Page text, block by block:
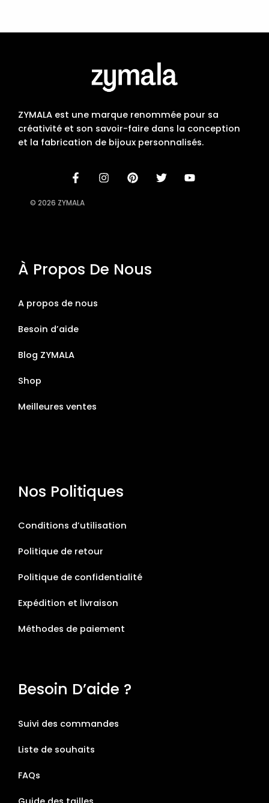
ZYMALA est une marque renommée pour sa
créativité et son savoir-faire dans la conception
et la fabrication de bijoux personnalisés.
© 2026 ZYMALA
À Propos De Nous
A propos de nous
Besoin d’aide
Blog ZYMALA
Shop
Meilleures ventes
Nos Politiques
Conditions d’utilisation
Politique de retour
Politique de confidentialité
Expédition et livraison
Méthodes de paiement
Besoin D’aide ?
Suivi des commandes
Liste de souhaits
FAQs